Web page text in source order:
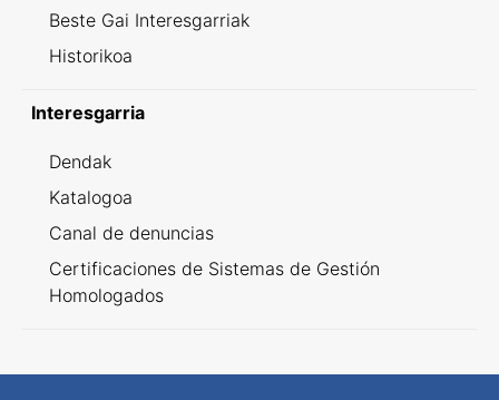
Beste Gai Interesgarriak
Historikoa
Interesgarria
Dendak
Katalogoa
Canal de denuncias
Certificaciones de Sistemas de Gestión
Homologados